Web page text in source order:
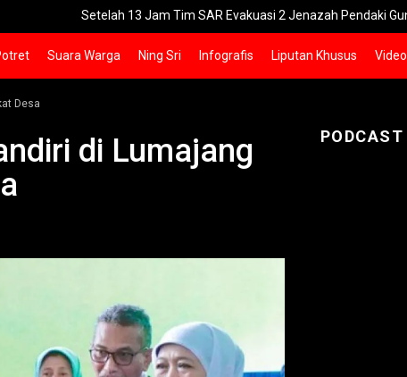
Setelah 13 Jam Tim SAR Evakuasi 2 Jenazah Pendaki Gunung Piramid
Suara Warga Ning Sri Infografis Liputan Khusus Video
Desa
di Lumajang
PODCAST